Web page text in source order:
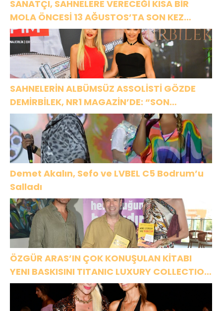
SANATÇI, SAHNELERE VERECEĞİ KISA BİR
MOLA ÖNCESİ 13 AĞUSTOS’TA SON KEZ
HARBİYE’DE OLACAK!
SAHNELERİN ALBÜMSÜZ ASSOLİSTİ GÖZDE
DEMİRBİLEK, NR1 MAGAZİN’DE: “SON
ASSOLİST OLARAK VAR OLACAĞIM!”
Demet Akalın, Sefo ve LVBEL C5 Bodrum’u
Salladı
ÖZGÜR ARAS’IN ÇOK KONUŞULAN KİTABI
YENI BASKISINI TITANIC LUXURY COLLECTION
BODRUM’DA KUTLADI